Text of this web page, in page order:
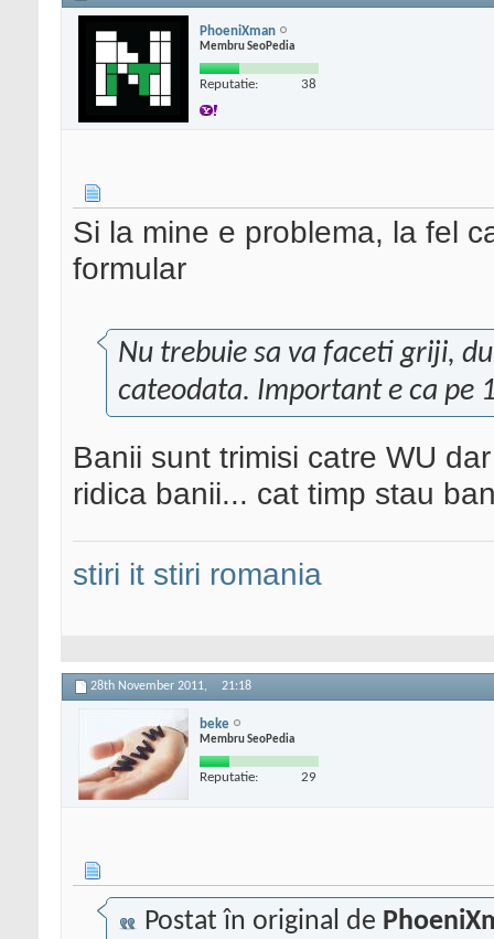
PhoeniXman
Membru SeoPedia
Reputatie: 38
Si la mine e problema, la fel
formular
Nu trebuie sa va faceti griji,
cateodata. Important e ca pe
Banii sunt trimisi catre WU
ridica banii... cat timp stau
stiri it stiri romania
28th November 2011, 21:18
beke
Membru SeoPedia
Reputatie: 29
Postat în original de